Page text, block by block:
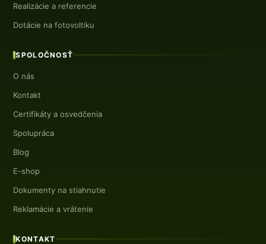
Realizácie a referencie
Dotácie na fotovoltiku
SPOLOČNOSŤ
O nás
Kontakt
Certifikáty a osvedčenia
Spolupráca
Blog
E-shop
Dokumenty na stiahnutie
Reklamácie a vrátenie
KONTAKT